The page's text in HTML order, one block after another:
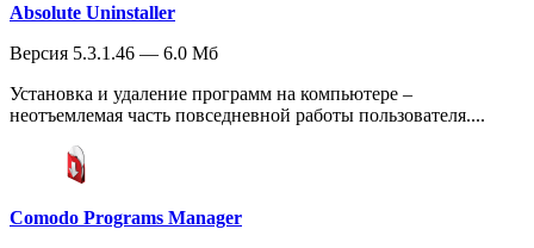
Absolute Uninstaller
Версия 5.3.1.46 — 6.0 Мб
Установка и удаление программ на компьютере –
неотъемлемая часть повседневной работы пользователя....
Comodo Programs Manager